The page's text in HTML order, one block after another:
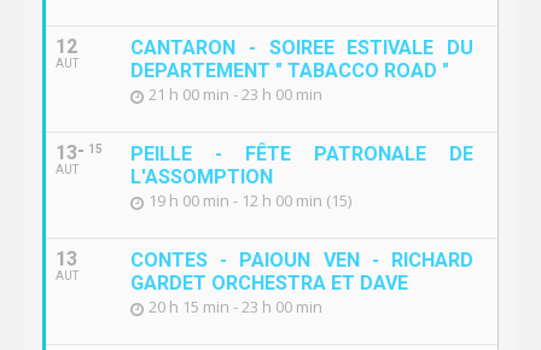
12
AUT
CANTARON - SOIREE ESTIVALE DU
DEPARTEMENT " TABACCO ROAD "
21 h 00 min - 23 h 00 min
13
AUT
15
PEILLE - FÊTE PATRONALE DE
L'ASSOMPTION
19 h 00 min - 12 h 00 min (15)
13
AUT
CONTES - PAIOUN VEN - RICHARD
GARDET ORCHESTRA ET DAVE
20 h 15 min - 23 h 00 min